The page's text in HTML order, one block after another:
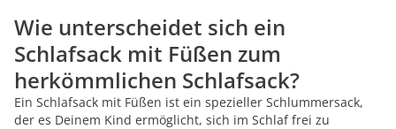
Wie unterscheidet sich ein
Schlafsack mit Füßen zum
herkömmlichen Schlafsack?
Ein Schlafsack mit Füßen ist ein spezieller Schlummersack,
der es Deinem Kind ermöglicht, sich im Schlaf frei zu